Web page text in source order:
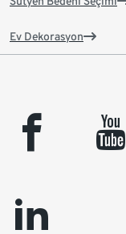
Ev Dekorasyon
facebook youtube
linkedin